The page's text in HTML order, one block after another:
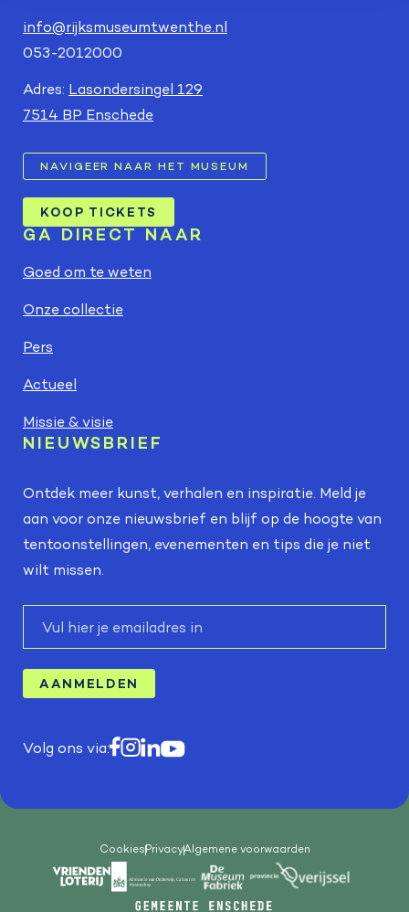
info@rijksmuseumtwenthe.nl
053-2012000
Adres: Lasondersingel 129
7514 BP Enschede
NAVIGEER NAAR HET MUSEUM
KOOP TICKETS
GA DIRECT NAAR
Goed om te weten
Onze collectie
Pers
Actueel
Missie & visie
NIEUWSBRIEF
Ontdek meer kunst, verhalen en inspiratie. Meld je
aan voor onze nieuwsbrief en blijf op de hoogte van
tentoonstellingen, evenementen en tips die je niet
wilt missen.
AANMELDEN
Volg ons via:
CookiesPrivacyAlgemene voorwaarden